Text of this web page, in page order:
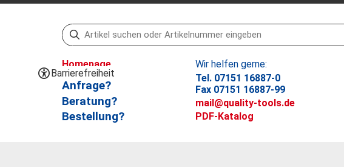
Barrierefreiheit
Homepage
Anfrage?
Beratung?
Bestellung?
Wir helfen gerne:
Tel. 07151 16887-0
Fax 07151 16887-99
mail@quality-tools.de
PDF-Katalog